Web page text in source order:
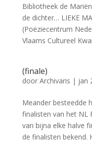
Bibliotheek de
de dichter… LIEKE
(Poëziecentrum
Vlaams Cultureel
(finale)
door Archivaris | jan
Meander besteedde
finalisten van het NL
van bijna elke halve
de finalisten bekend.